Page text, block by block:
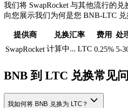
我们将 SwapRocket 与其他流行的
向您展示我们为何是您 BNB-LTC 兑
提供商 兑换汇率 费用 处
SwapRocket 计算中... LTC 0.25% 5-
BNB 到 LTC 兑换常见
我如何将 BNB 兑换为 LTC？